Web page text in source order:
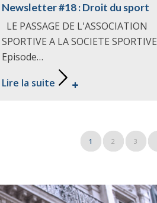
Newsletter #18 : Droit du sport
LE PASSAGE DE L'ASSOCIATION
SPORTIVE A LA SOCIETE SPORTIVE
Episode…
Lire la suite
1 2 3